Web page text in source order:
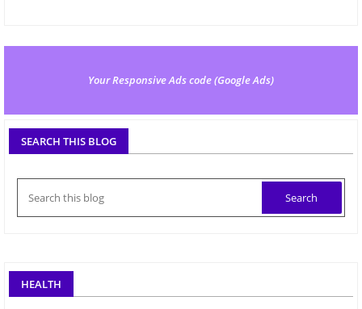
Your Responsive Ads code (Google Ads)
SEARCH THIS BLOG
HEALTH